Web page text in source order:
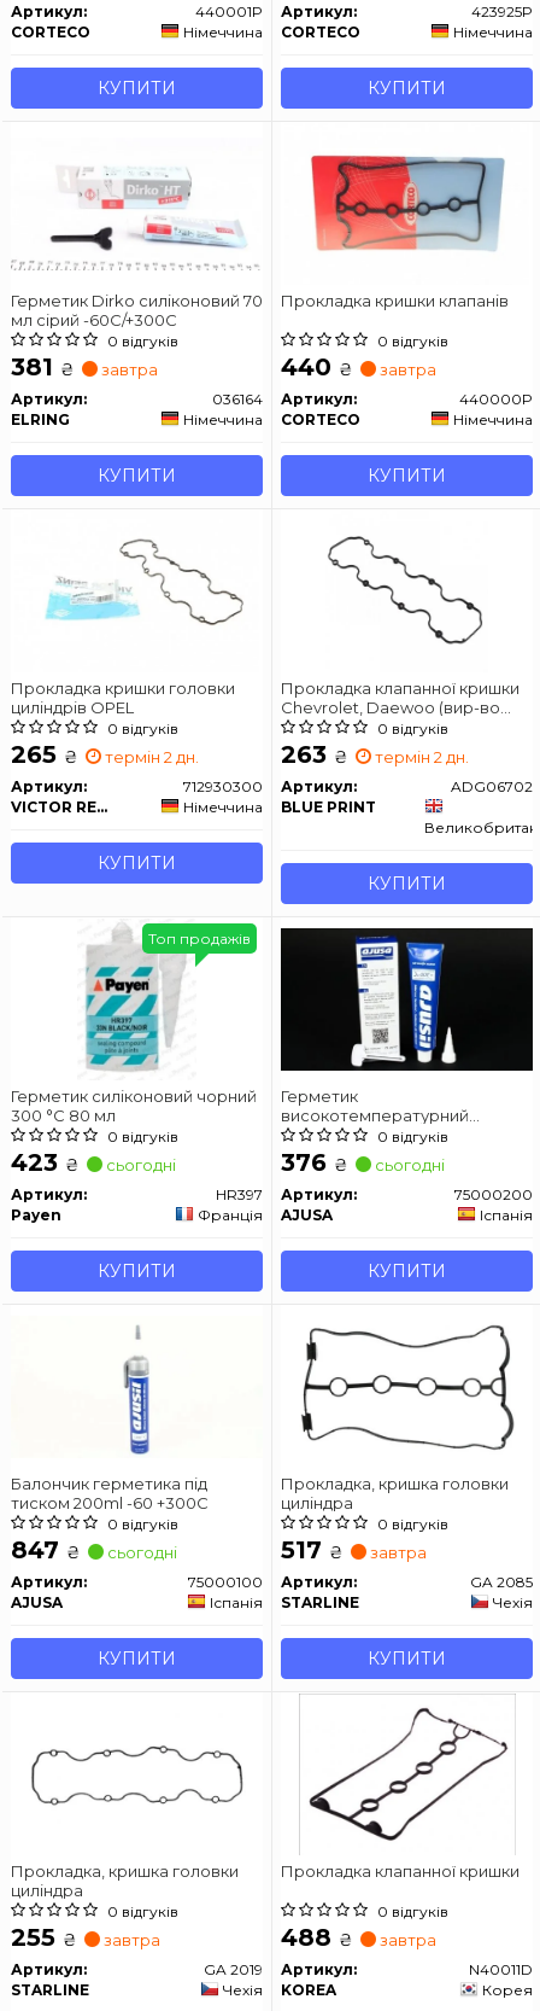
Артикул:
440001P
CORTECO
Німеччина
КУПИТИ
Артикул:
423925P
CORTECO
Німеччина
КУПИТИ
Герметик Dirko силіконовий 70
мл сірий -60С/+300С
0 відгуків
381 ₴ завтра
Артикул:
036164
ELRING
Німеччина
КУПИТИ
Прокладка кришки клапанів
0 відгуків
440 ₴ завтра
Артикул:
440000P
CORTECO
Німеччина
КУПИТИ
Прокладка кришки головки
циліндрів OPEL
0 відгуків
265 ₴ термін 2 дн.
Артикул:
712930300
VICTOR REINZ
Німеччина
КУПИТИ
Прокладка клапанної кришки
Chevrolet, Daewoo (вир-во
Blue Print)
0 відгуків
263 ₴ термін 2 дн.
Артикул:
ADG06702
BLUE PRINT
КУПИТИ
Герметик силіконовий чорний
300 °C 80 мл
0 відгуків
423 ₴ сьогодні
Артикул:
HR397
Payen
Франція
КУПИТИ
Топ продажів
Герметик
високотемпературний
(чорний) 75ml -50 +300C
0 відгуків
376 ₴ сьогодні
Артикул:
75000200
AJUSA
Іспанія
КУПИТИ
Балончик герметика під
тиском 200ml -60 +300C
0 відгуків
847 ₴ сьогодні
Артикул:
75000100
AJUSA
Іспанія
КУПИТИ
Прокладка, кришка головки
циліндра
0 відгуків
517 ₴ завтра
Артикул:
GA 2085
STARLINE
Чехія
КУПИТИ
Прокладка, кришка головки
циліндра
0 відгуків
255 ₴ завтра
Артикул:
GA 2019
STARLINE
Чехія
Прокладка клапанної кришки
0 відгуків
488 ₴ завтра
Артикул:
N40011D
KOREA
Корея